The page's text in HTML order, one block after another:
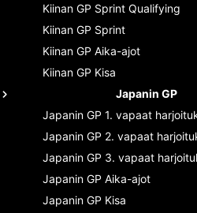
Kiinan GP Sprint Qualifying
Kiinan GP Sprint
Kiinan GP Aika-ajot
Kiinan GP Kisa
Japanin GP
Japanin GP 1. vapaat
Japanin GP 2. vapaat
Japanin GP 3. vapaat
Japanin GP Aika-ajot
Japanin GP Kisa